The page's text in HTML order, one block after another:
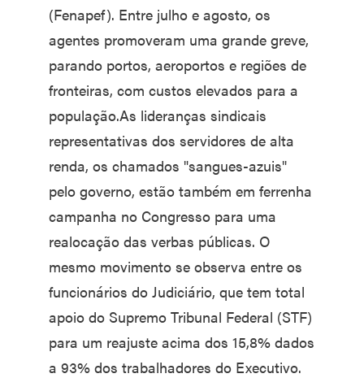
(Fenapef). Entre julho e agosto, os
agentes promoveram uma grande greve,
parando portos, aeroportos e regiões de
fronteiras, com custos elevados para a
população.As lideranças sindicais
representativas dos servidores de alta
renda, os chamados "sangues-azuis"
pelo governo, estão também em ferrenha
campanha no Congresso para uma
realocação das verbas públicas. O
mesmo movimento se observa entre os
funcionários do Judiciário, que tem total
apoio do Supremo Tribunal Federal (STF)
para um reajuste acima dos 15,8% dados
a 93% dos trabalhadores do Executivo.